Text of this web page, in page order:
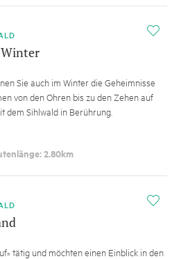
i
Sie auch im Winter die Geheimnisse
von den Ohren bis zu den Zehen auf
dem Sihlwald in Berührung.
2.80km
i
tätig und möchten einen Einblick in den